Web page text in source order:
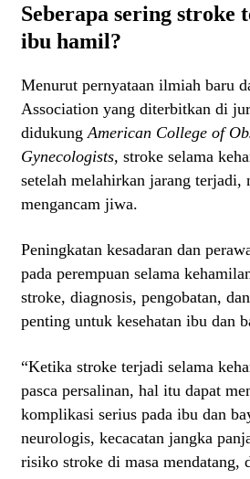
Seberapa sering stroke
ibu hamil?
Menurut pernyataan ilmiah baru
Association yang diterbitkan di
didukungAmerican College of
Gynecologists, stroke selama
setelah melahirkan jarang terjadi,
mengancam jiwa.
Peningkatan kesadaran dan
pada perempuan selama
stroke, diagnosis, pengobatan,
penting untuk kesehatan ibu dan
“Ketika stroke terjadi selama
pasca persalinan, hal itu dapat
komplikasi serius pada ibu dan
neurologis, kecacatan jangka
risiko stroke di masa mendatang,